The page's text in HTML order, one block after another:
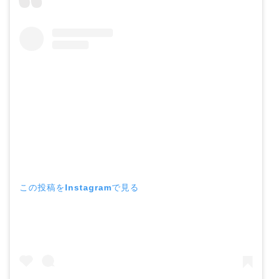
この投稿をInstagramで見る